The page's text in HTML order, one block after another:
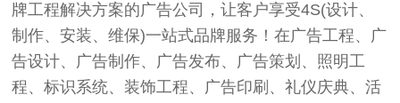
牌工程解决方案的广告公司，让客户享受4S(设计、
制作、安装、维保)一站式品牌服务！在广告工程、广
告设计、广告制作、广告发布、广告策划、照明工
程、标识系统、装饰工程、广告印刷、礼仪庆典、活